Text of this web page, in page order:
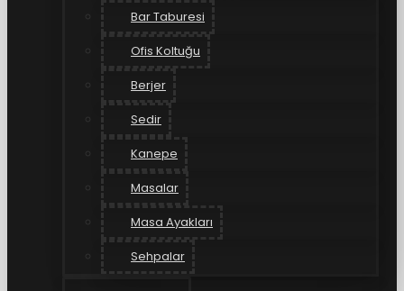
Bar Taburesi
Ofis Koltuğu
Berjer
Sedir
Kanepe
Masalar
Masa Ayakları
Sehpalar